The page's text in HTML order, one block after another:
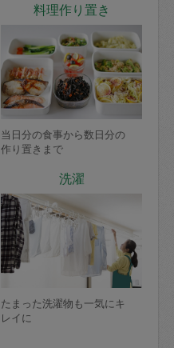
料理作り置き
当日分の食事から数日分の
作り置きまで
洗濯
たまった洗濯物も一気にキ
レイに